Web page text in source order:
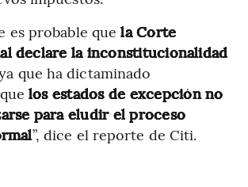
es probable que la Corte
declare la inconstitucionalidad
que ha dictaminado
los estados de excepción no
para eludir el proceso
”, dice el reporte de Citi.